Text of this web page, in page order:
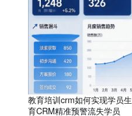
教育培训crm如何实现学员
育CRM精准预警流失学员